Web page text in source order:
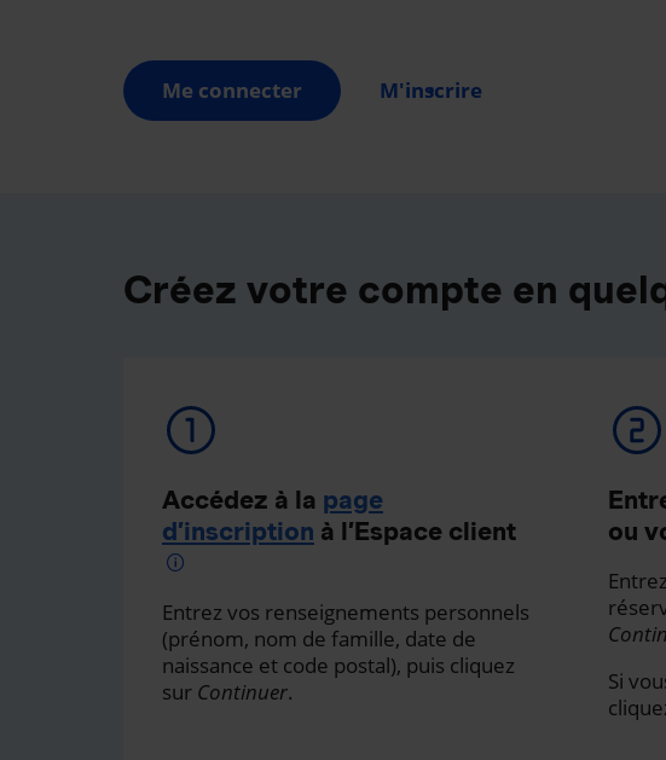
Me connecter M'inscrire
Créez votre compte en
Accédez à la page
d’inscription à l’Espace client
Entrez vos renseignements personnels
(prénom, nom de famille, date de
naissance et code postal), puis cliquez
sur Continuer.
ou
Si